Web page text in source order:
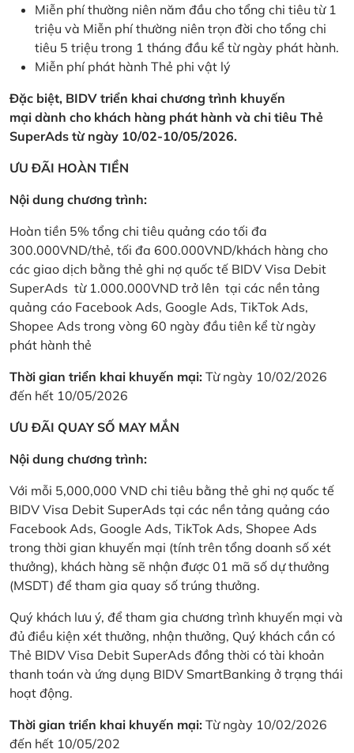
Miễn phí thường niên năm đầu cho tổng chi tiêu từ 1
triệu và Miễn phí thường niên trọn đời cho tổng chi
tiêu 5 triệu trong 1 tháng đầu kể từ ngày phát hành.
Miễn phí phát hành Thẻ phi vật lý
Đặc biệt, BIDV triển khai chương trình khuyến
mại dành cho khách hàng phát hành và chi tiêu Thẻ
SuperAds từ ngày 10/02-10/05/2026.
ƯU ĐÃI HOÀN TIỀN
Nội dung chương trình:
Hoàn tiền 5% tổng chi tiêu quảng cáo tối đa
300.000VND/thẻ, tối đa 600.000VND/khách hàng cho
các giao dịch bằng thẻ ghi nợ quốc tế BIDV Visa Debit
SuperAds từ 1.000.000VND trở lên tại các nền tảng
quảng cáo Facebook Ads, Google Ads, TikTok Ads,
Shopee Ads trong vòng 60 ngày đầu tiên kể từ ngày
phát hành thẻ
Thời gian triển khai khuyến mại: Từ ngày 10/02/2026
đến hết 10/05/2026
ƯU ĐÃI QUAY SỐ MAY MẮN
Nội dung chương trình:
Với mỗi 5,000,000 VND chi tiêu bằng thẻ ghi nợ quốc tế
BIDV Visa Debit SuperAds tại các nền tảng quảng cáo
Facebook Ads, Google Ads, TikTok Ads, Shopee Ads
trong thời gian khuyến mại (tính trên tổng doanh số xét
thưởng), khách hàng sẽ nhận được 01 mã số dự thưởng
(MSDT) để tham gia quay số trúng thưởng.
Quý khách lưu ý, để tham gia chương trình khuyến mại và
đủ điều kiện xét thưởng, nhận thưởng, Quý khách cần có
Thẻ BIDV Visa Debit SuperAds đồng thời có tài khoản
thanh toán và ứng dụng BIDV SmartBanking ở trạng thái
hoạt động.
Thời gian triển khai khuyến mại: Từ ngày 10/02/2026
đến hết 10/05/202